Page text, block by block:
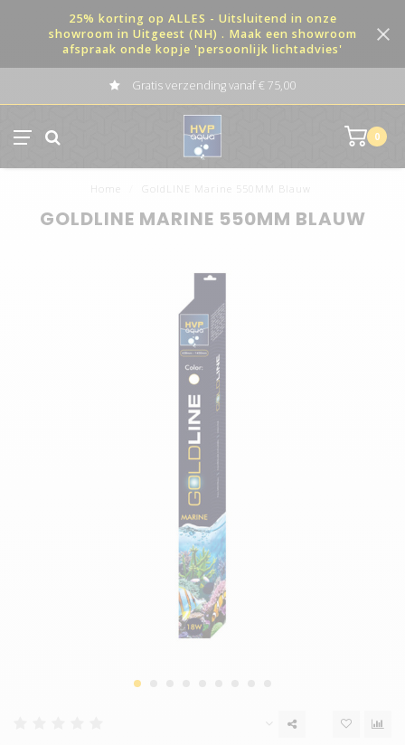
25% korting op ALLES - Uitsluitend in onze
showroom in Uitgeest (NH) . Maak een showroom
afspraak onde kopje 'persoonlijk lichtadvies'
Gratis verzending vanaf € 75,00
0
Home GoldLINE Marine 550MM Blauw
GOLDLINE MARINE 550MM BLAUW